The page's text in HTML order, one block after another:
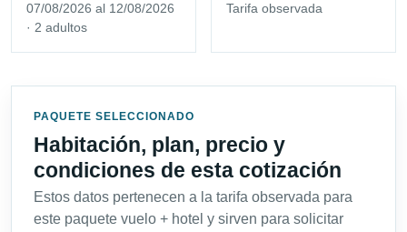
07/08/2026 al 12/08/2026
· 2 adultos
Tarifa observada
PAQUETE SELECCIONADO
Habitación, plan, precio y
condiciones de esta cotización
Estos datos pertenecen a la tarifa observada para
este paquete vuelo + hotel y sirven para solicitar